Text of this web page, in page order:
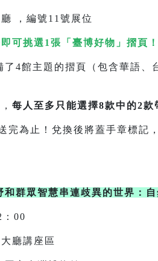
，編號11號展位
可挑選1張「臺博好物」摺頁！
包含華語、台語兩種
每人至多只能選擇8款中的2款
換後將蓋手章標記，恕
和群眾智慧串連歧異的世界：
00
廳講座區